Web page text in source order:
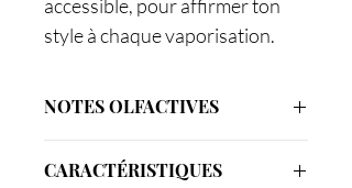
accessible, pour affirmer ton
style à chaque vaporisation.
NOTES OLFACTIVES
Safran
CARACTÉRISTIQUES